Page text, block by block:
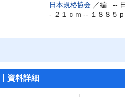
日本規格協会 ／編 --
- ２１ｃｍ -- １８８５ｐ
資料詳細